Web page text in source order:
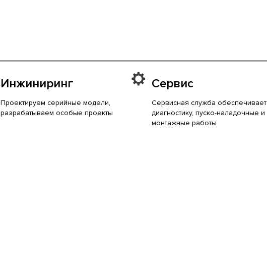
Инжиниринг
Проектируем серийные модели,
разрабатываем особые проекты
Сервис
Сервисная служба обеспечивает
диагностику, пуско-наладочные и
монтажные работы